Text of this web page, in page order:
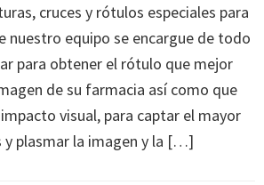
cruces y rótulos especiales para
nuestro equipo se encargue de todo
para obtener el rótulo que mejor
de su farmacia así como que
visual, para captar el mayor
y plasmar la imagen y la […]